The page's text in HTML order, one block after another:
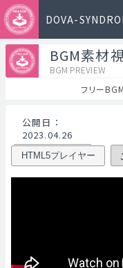
DOVA-
BGM素材
BGM PREVIEW
フリー
公開日 ：
2023.04.26
HTML5プレイヤー